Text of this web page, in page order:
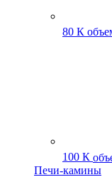
80 К
100 К
Печи-камины